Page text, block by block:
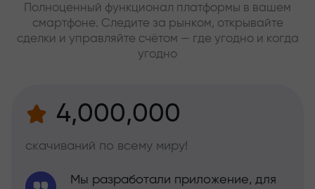
Полноценный функционал платформы в вашем
смартфоне. Следите за рынком, открывайте
сделки и управляйте счётом — где угодно и когда
угодно
4,000,000
скачиваний по всему миру!
Мы разработали приложение, для